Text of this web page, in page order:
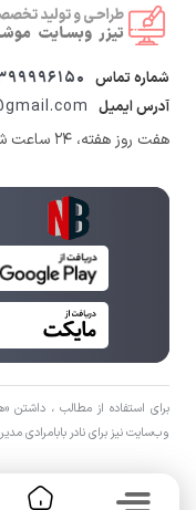
شماره تماس
آدرس ایمیل
هفت روز هفته، ۲۴ ساعت شبانه‌روز پاسخگوی شما هستیم.
برای استفاده از مطالب ،
وب‌سايت نیز برای نادر بابامرادی